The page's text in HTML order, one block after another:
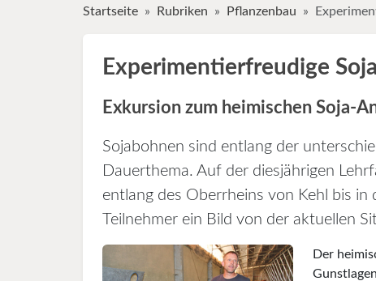
Startseite Rubriken Pflanzenbau
Experimentierfreudige
Exkursion zum heimischen Soja-
Sojabohnen sind entlang der
Dauerthema. Auf der diesjährigen
entlang des Oberrheins von Kehl bis
Teilnehmer ein Bild von der aktuellen
Der